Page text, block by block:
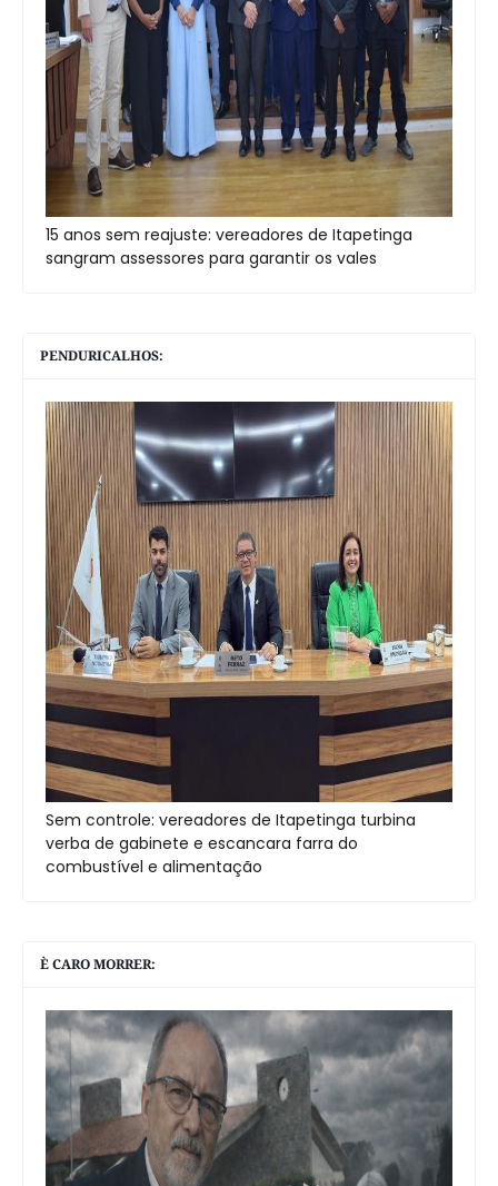
15 anos sem reajuste: vereadores de Itapetinga
sangram assessores para garantir os vales
PENDURICALHOS:
Sem controle: vereadores de Itapetinga turbina
verba de gabinete e escancara farra do
combustível e alimentação
È CARO MORRER: